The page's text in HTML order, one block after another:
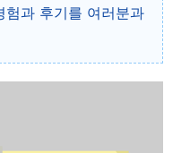
험과 후기를 여러분과